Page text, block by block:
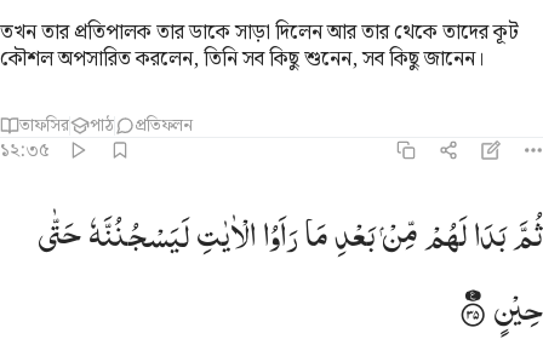
তখন তার প্রতিপালক তার ডাকে সাড়া দিলেন আর তার থেকে তাদের কূট
কৌশল অপসারিত করলেন, তিনি সব কিছু শুনেন, সব কিছু জানেন।
তাফসির পাঠ প্রতিফলন
১২:৩৫
ثم بدا لهم من بعد ما راوا الايات ليسجننه حتى حين ٣٥
ثُمَّ بَدَا لَهُم مِّنۢ بَعْدِ مَا رَأَوُا۟ ٱلْـَٔايَـٰتِ لَيَسْجُنُنَّهُۥ حَتَّىٰ حِينٍۢ ٣٥
ثُمَّبَدَالَهُمْمِّنْبَعْدِمَارَاَوُاالْاٰیٰتِلَیَسْجُنُنَّهٗحَتّٰی
حِیْنٍ